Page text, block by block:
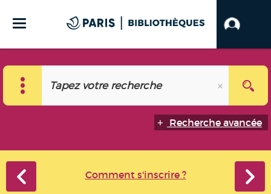
Recherche avancée
Comment s'inscrire ?